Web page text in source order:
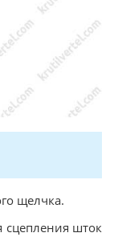
щелчка.
шток